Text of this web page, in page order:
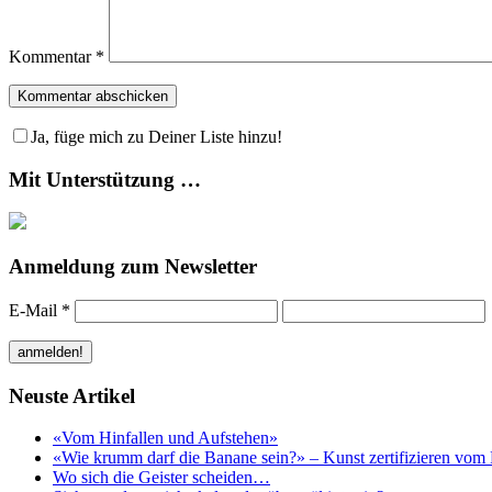
Kommentar *
Ja, füge mich zu Deiner Liste hinzu!
Mit Unterstützung …
Anmeldung zum Newsletter
E-Mail *
Neuste Artikel
«Vom Hinfallen und Aufstehen»
«Wie krumm darf die Banane sein?» – Kunst zertifizieren vom
Wo sich die Geister scheiden…